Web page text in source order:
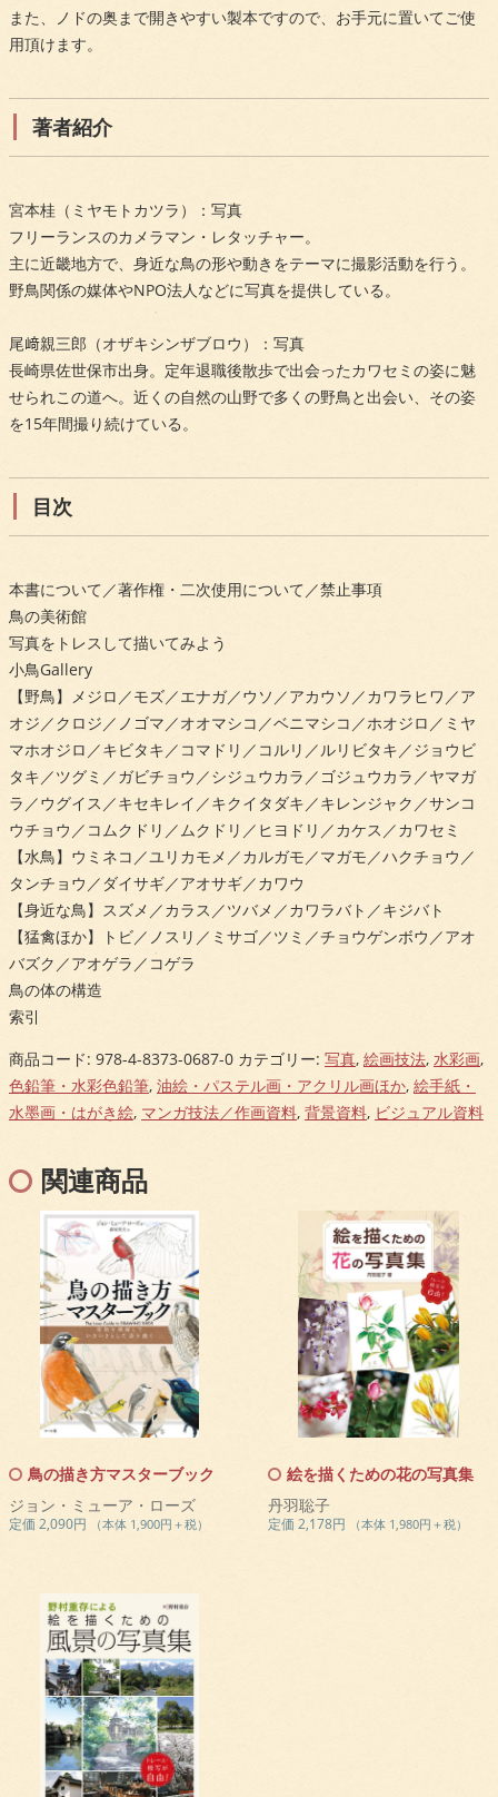
また、ノドの奥まで開きやすい製本ですので、お手元に置いてご使
用頂けます。
著者紹介
宮本桂（ミヤモトカツラ）：写真
フリーランスのカメラマン・レタッチャー。
主に近畿地方で、身近な鳥の形や動きをテーマに撮影活動を行う。
野鳥関係の媒体やNPO法人などに写真を提供している。
尾﨑親三郎（オザキシンザブロウ）：写真
長崎県佐世保市出身。定年退職後散歩で出会ったカワセミの姿に魅
せられこの道へ。近くの自然の山野で多くの野鳥と出会い、その姿
を15年間撮り続けている。
目次
本書について／著作権・二次使用について／禁止事項
鳥の美術館
写真をトレスして描いてみよう
小鳥Gallery
【野鳥】メジロ／モズ／エナガ／ウソ／アカウソ／カワラヒワ／ア
オジ／クロジ／ノゴマ／オオマシコ／ベニマシコ／ホオジロ／ミヤ
マホオジロ／キビタキ／コマドリ／コルリ／ルリビタキ／ジョウビ
タキ／ツグミ／ガビチョウ／シジュウカラ／ゴジュウカラ／ヤマガ
ラ／ウグイス／キセキレイ／キクイタダキ／キレンジャク／サンコ
ウチョウ／コムクドリ／ムクドリ／ヒヨドリ／カケス／カワセミ
【水鳥】ウミネコ／ユリカモメ／カルガモ／マガモ／ハクチョウ／
タンチョウ／ダイサギ／アオサギ／カワウ
【身近な鳥】スズメ／カラス／ツバメ／カワラバト／キジバト
【猛禽ほか】トビ／ノスリ／ミサゴ／ツミ／チョウゲンボウ／アオ
バズク／アオゲラ／コゲラ
鳥の体の構造
索引
商品コード: 978-4-8373-0687-0 カテゴリー: 写真, 絵画技法, 水彩画,
色鉛筆・水彩色鉛筆, 油絵・パステル画・アクリル画ほか, 絵手紙・
水墨画・はがき絵, マンガ技法／作画資料, 背景資料, ビジュアル資料
関連商品
鳥の描き方マスターブック
ジョン・ミューア・ローズ
定価 2,090円 （本体 1,900円＋税）
絵を描くための花の写真集
丹羽聡子
定価 2,178円 （本体 1,980円＋税）